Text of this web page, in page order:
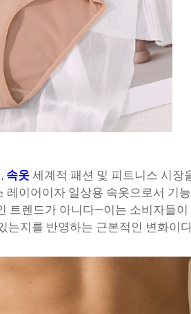
, 속옷 세계적 패션 및 피트니스 시장
레이어이자 일상용 속옷으로서 기
트렌드가 아니다—이는 소비자들이
는지를 반영하는 근본적인 변화이